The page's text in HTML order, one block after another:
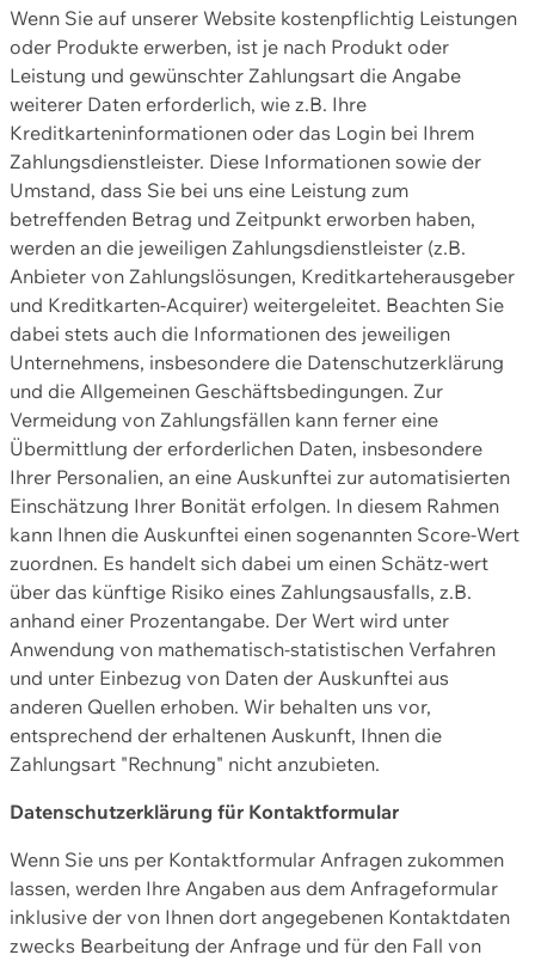
Wenn Sie auf unserer Website kostenpflichtig Leistungen
oder Produkte erwerben, ist je nach Produkt oder
Leistung und gewünschter Zahlungsart die Angabe
weiterer Daten erforderlich, wie z.B. Ihre
Kreditkarteninformationen oder das Login bei Ihrem
Zahlungsdienstleister. Diese Informationen sowie der
Umstand, dass Sie bei uns eine Leistung zum
betreffenden Betrag und Zeitpunkt erworben haben,
werden an die jeweiligen Zahlungsdienstleister (z.B.
Anbieter von Zahlungslösungen, Kreditkarteherausgeber
und Kreditkarten-Acquirer) weitergeleitet. Beachten Sie
dabei stets auch die Informationen des jeweiligen
Unternehmens, insbesondere die Datenschutzerklärung
und die Allgemeinen Geschäftsbedingungen. Zur
Vermeidung von Zahlungsfällen kann ferner eine
Übermittlung der erforderlichen Daten, insbesondere
Ihrer Personalien, an eine Auskunftei zur automatisierten
Einschätzung Ihrer Bonität erfolgen. In diesem Rahmen
kann Ihnen die Auskunftei einen sogenannten Score-Wert
zuordnen. Es handelt sich dabei um einen Schätz-wert
über das künftige Risiko eines Zahlungsausfalls, z.B.
anhand einer Prozentangabe. Der Wert wird unter
Anwendung von mathematisch-statistischen Verfahren
und unter Einbezug von Daten der Auskunftei aus
anderen Quellen erhoben. Wir behalten uns vor,
entsprechend der erhaltenen Auskunft, Ihnen die
Zahlungsart "Rechnung" nicht anzubieten.
Datenschutzerklärung für Kontaktformular
Wenn Sie uns per Kontaktformular Anfragen zukommen
lassen, werden Ihre Angaben aus dem Anfrageformular
inklusive der von Ihnen dort angegebenen Kontaktdaten
zwecks Bearbeitung der Anfrage und für den Fall von